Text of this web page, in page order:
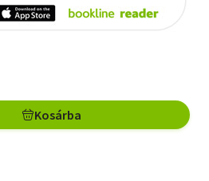
Kosárba